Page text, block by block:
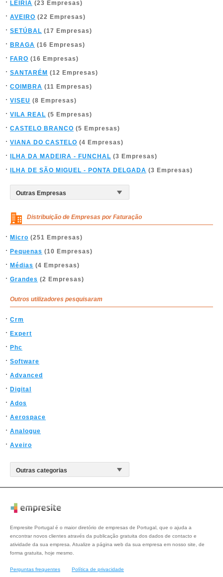
LEIRIA (23 Empresas)
AVEIRO (22 Empresas)
SETÚBAL (17 Empresas)
BRAGA (16 Empresas)
FARO (16 Empresas)
SANTARÉM (12 Empresas)
COIMBRA (11 Empresas)
VISEU (8 Empresas)
VILA REAL (5 Empresas)
CASTELO BRANCO (5 Empresas)
VIANA DO CASTELO (4 Empresas)
ILHA DA MADEIRA - FUNCHAL (3 Empresas)
ILHA DE SÃO MIGUEL - PONTA DELGADA (3 Empresas)
Distribuição de Empresas por Faturação
Micro (251 Empresas)
Pequenas (10 Empresas)
Médias (4 Empresas)
Grandes (2 Empresas)
Outros utilizadores pesquisaram
Crm
Expert
Phc
Software
Advanced
Digital
Ados
Aerospace
Analogue
Aveiro
Empresite Portugal é o maior diretório de empresas de Portugal, que o ajuda a
encontrar novos clientes através da publicação gratuita dos dados de contacto e
atividade da sua empresa. Atualize a página web da sua empresa em nosso site, de
forma gratuita, hoje mesmo.
Perguntas frequentes Política de privacidade